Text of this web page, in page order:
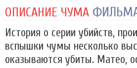
ОПИСАНИЕ ЧУМА
История о серии убийств,
вспышки чумы несколько
оказываются убиты. Матео,